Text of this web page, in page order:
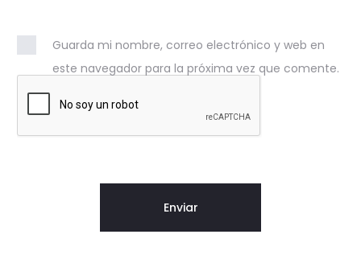
Guarda mi nombre, correo electrónico y web en
este navegador para la próxima vez que comente.